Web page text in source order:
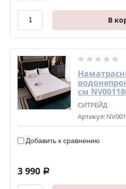
В
см
СИТРЕЙД
Артикул:
Добавить к сравнению
3 990 a